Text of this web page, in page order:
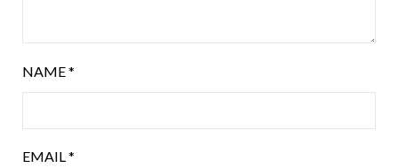
NAME*
EMAIL*